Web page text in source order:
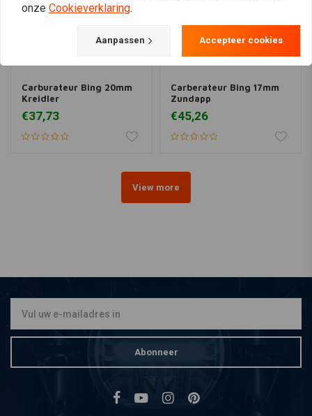
Carburateur Bing 20mm
Kreidler
€37,73
Carberateur Bing 17mm
Zundapp
€45,26
View more
Abonneer
onze Cookieverklaring.
Aanpassen Accepteer cookies